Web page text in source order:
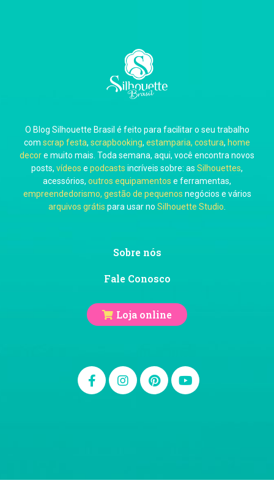
Carla Eschberger
Carol Pessoa
Ju Mirthes
O Blog Silhouette Brasil é feito para facilitar o seu trabalho
com scrap festa, scrapbooking, estamparia, costura, home
decore muito mais. Toda semana, aqui, você encontra novos
posts, vídeos e podcasts incríveis sobre: as Silhouettes,
acessórios, outros equipamentos e ferramentas,
empreendedorismo, gestão de pequenos negócios e vários
arquivos grátis para usar no Silhouette Studio
Sobre nós
Fale Conosco
Loja online